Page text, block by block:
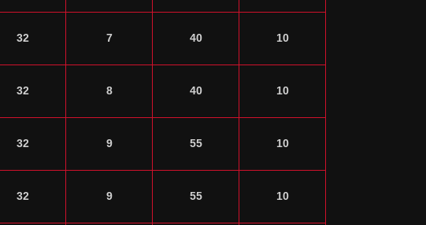
32 7 40 10
32 8 40 10
32 9 55 10
32 9 55 10